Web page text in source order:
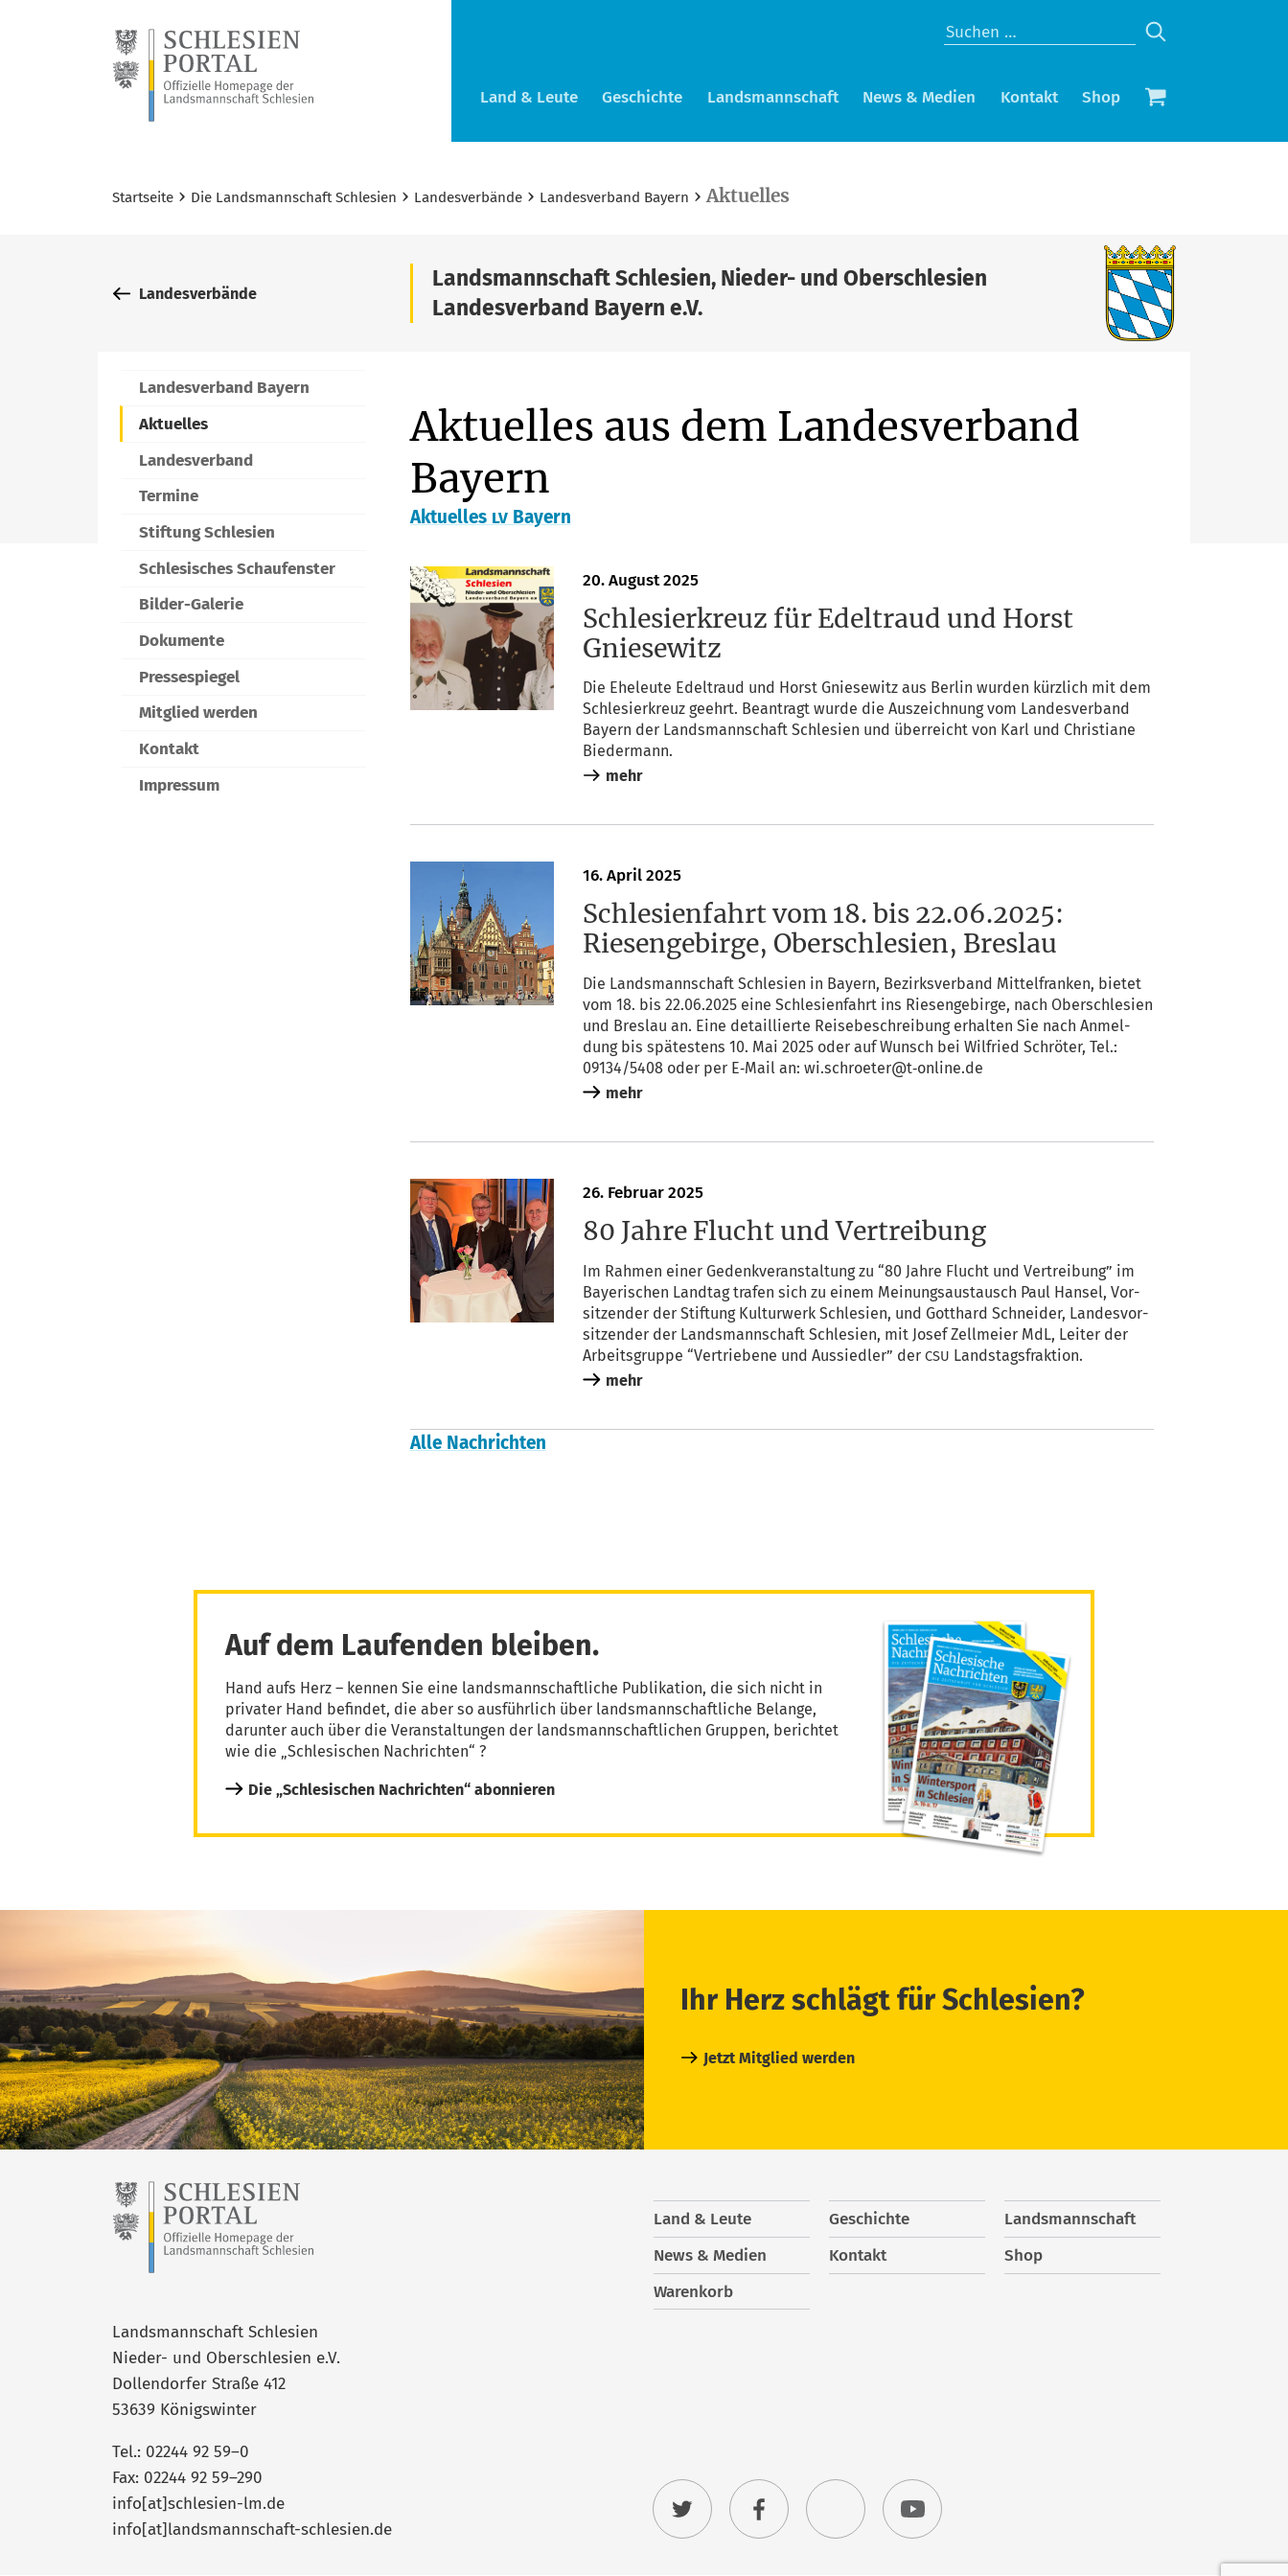
Land & Leute Geschichte Landsmannschaft News & Medien Kontakt Shop
Startseite › Die Landsmannschaft Schlesien › Landesverbände › Landesverband Bayern ›Aktuelles
Landesverbände
Landsmannschaft Schlesien, Nieder- und Oberschlesien
Landesverband Bayern e.V.
Aktuelles aus dem Landesverband
Bayern
Aktu­el­les LVBay­ern
20. August 2025
Schlesierkreuz für Edeltraud und Horst
Gniesewitz
Die Ehe­leu­te Edel­traud und Horst Gnie­se­witz aus Ber­lin wur­den kürz­lich mit dem
Schle­si­er­kreuz geehrt. Bean­tragt wur­de die Aus­zeich­nung vom Lan­des­ver­band
Bay­ern der Lands­mann­schaft Schle­si­en und über­reicht von Karl und Chris­tia­ne
Biedermann.
mehr
16. April 2025
Schlesienfahrt vom 18. bis 22.06.2025:
Riesengebirge, Oberschlesien, Breslau
Die Lands­mann­schaft Schle­si­en in Bay­ern, Bezirks­ver­band Mit­tel­fran­ken, bie­tet
vom 18. bis 22.06.2025 eine Schle­si­en­fahrt ins Rie­sen­ge­bir­ge, nach Ober­schle­si­en
und Bres­lau an. Eine detail­lier­te Rei­se­be­schrei­bung erhal­ten Sie nach Anmel­
dung bis spä­tes­tens 10. Mai 2025 oder auf Wunsch bei Wil­fried Schrö­ter, Tel.:
09134/5408 oder per E‑Mail an: wi.schroeter@t‑online.de
mehr
26. Febru­ar 2025
80 Jahre Flucht und Vertreibung
Im Rah­men einer Gedenk­ver­an­stal­tung zu “80 Jah­re Flucht und Ver­trei­bung” im
Baye­ri­schen Land­tag tra­fen sich zu einem Mei­nungs­aus­tausch Paul Han­sel, Vor­
sit­zen­der der Stif­tung Kul­tur­werk Schle­si­en, und Gott­hard Schnei­der, Lan­des­vor­
sit­zen­der der Lands­mann­schaft Schle­si­en, mit Josef Zell­mei­er MdL, Lei­ter der
Arbeits­grup­pe “Ver­trie­be­ne und Aus­sied­ler” der CSU Landstagsfraktion.
mehr
Alle Nach­rich­ten
Landesverband Bayern
Aktuelles
Landesverband
Termine
Stiftung Schlesien
Schlesisches Schaufenster
Bilder-Galerie
Dokumente
Pressespiegel
Mitglied werden
Kontakt
Impressum
Auf dem Laufenden bleiben.
Hand aufs Herz – kennen Sie eine landsmannschaftliche Publikation, die sich nicht in
privater Hand befindet, die aber so ausführlich über landsmannschaftliche Belange,
darunter auch über die Veranstaltungen der landsmannschaftlichen Gruppen, berichtet
wie die „Schlesischen Nachrichten“ ?
Die „Schlesischen Nachrichten“ abonnieren
Ihr Herz schlägt für Schlesien?
Jetzt Mitglied werden
Landsmannschaft Schlesien
Nieder- und Oberschlesien e.V.
Dollendorfer Straße 412
53639 Königswinter
Tel.: 02244 92 59–0
Fax: 02244 92 59–290
info[at]schlesien-lm.de
info[at]landsmannschaft-schlesien.de
Land & Leute Geschichte
Landsmannschaft
News & Medien
Kontakt
Shop
Warenkorb